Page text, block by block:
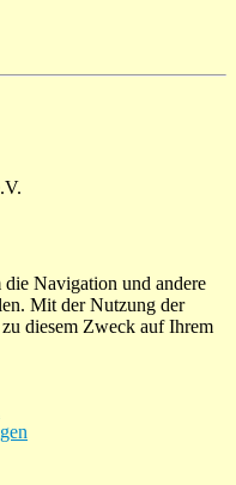
Navigation und andere
Mit der Nutzung der
diesem Zweck auf Ihrem